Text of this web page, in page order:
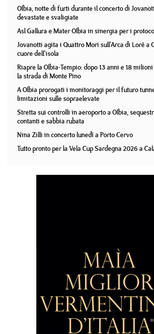
Olbia, notte di furti durante il concerto di
devastate e svaligiate
Asl Gallura e Mater Olbia in sinergia per i
Jovanotti agita i Quattro Mori sull'Arca di Lorè a
cuore dell'isola
Riapre la Olbia-Tempio: dopo 13 anni e 18
la strada di Monte Pino
A Olbia prorogati i monitoraggi per il futuro
limitazioni sulle sopraelevate
Stretta sui controlli in aeroporto a Olbia,
contanti e sabbia rubata
Nina Zilli in concerto lunedì a Porto Cervo
Tutto pronto per la Vela Cup Sardegna 2026 a